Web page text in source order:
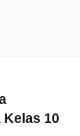
Kelas 10